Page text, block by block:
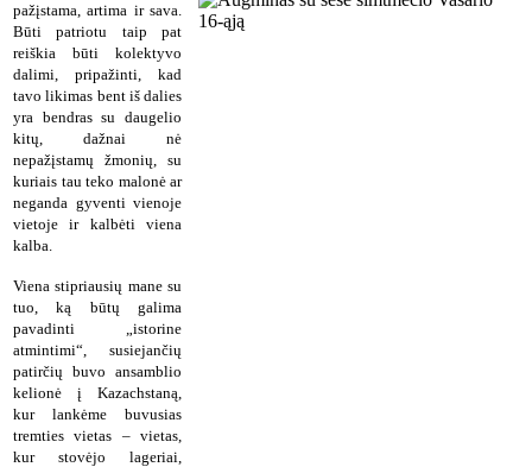
pažįstama, artima ir sava.
Būti patriotu taip pat
reiškia būti kolektyvo
dalimi, pripažinti, kad
tavo likimas bent iš dalies
yra bendras su daugelio
kitų, dažnai nė
nepažįstamų žmonių, su
kuriais tau teko malonė ar
neganda gyventi vienoje
vietoje ir kalbėti viena
kalba.
Viena stipriausių mane su
tuo, ką būtų galima
pavadinti „istorine
atmintimi“, susiejančių
patirčių buvo ansamblio
kelionė į Kazachstaną,
kur lankėme buvusias
tremties vietas – vietas,
kur stovėjo lageriai,